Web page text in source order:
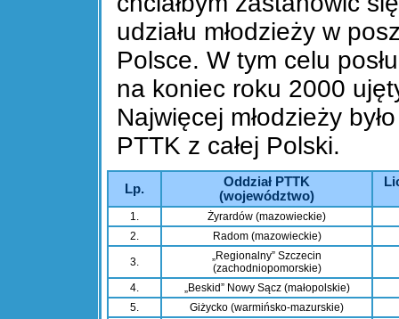
udziału młodzieży w
Polsce. W tym celu
na koniec roku 2000
Najwięcej młodzieży
PTTK z całej Polski.
Lp.
Oddział PTTK
(województwo)
1.
Żyrardów (mazowieckie)
2.
Radom (mazowieckie)
3.
„Regionalny” Szczecin
(zachodniopomorskie)
4.
„Beskid” Nowy Sącz (małopolskie)
5.
Giżycko (warmińsko-mazurskie)